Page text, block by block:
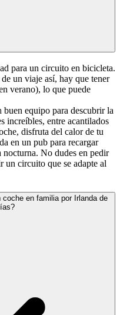
para un circuito en bicicleta.
un viaje así, hay que tener
verano), lo que puede
equipo para descubrir la
increíbles, entre acantilados
disfruta del calor de tu
en un pub para recargar
No dudes en pedir
un circuito que se adapte al
en familia por Irlanda de